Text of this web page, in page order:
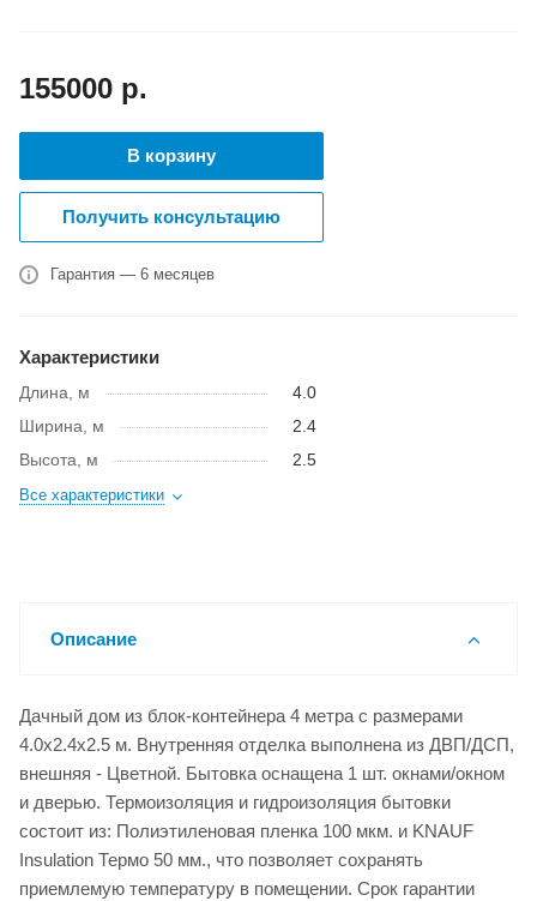
155000 р.
В корзину
Получить консультацию
Гарантия — 6 месяцев
Характеристики
Длина, м
4.0
Ширина, м
2.4
Высота, м
2.5
Все характеристики
Описание
Дачный дом из блок-контейнера 4 метра с размерами
4.0x2.4x2.5 м. Внутренняя отделка выполнена из ДВП/ДСП,
внешняя - Цветной. Бытовка оснащена 1 шт. окнами/окном
и дверью. Термоизоляция и гидроизоляция бытовки
состоит из: Полиэтиленовая пленка 100 мкм. и KNAUF
Insulation Термо 50 мм., что позволяет сохранять
приемлемую температуру в помещении. Срок гарантии